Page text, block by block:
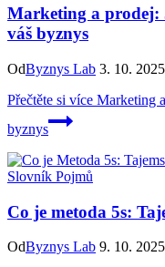
Marketing a prodej:
váš byznys
OdByznys Lab 3. 10. 2025
Přečtěte si více Marketing
byznys
Slovník Pojmů
Co je metoda 5s:
OdByznys Lab 9. 10. 2025